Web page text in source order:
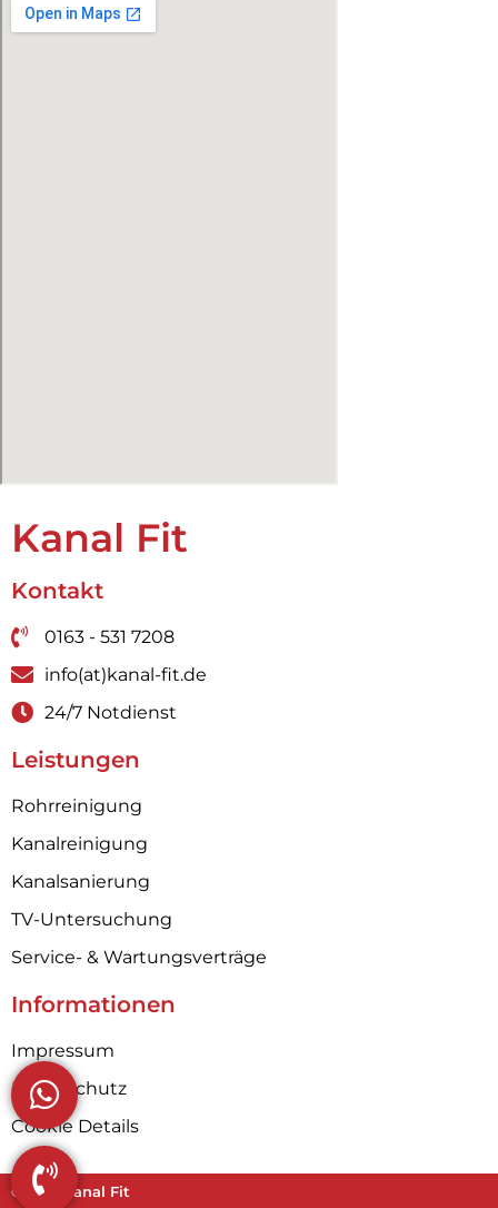
Kanal Fit
Kontakt
0163 - 531 7208
info(at)kanal-fit.de
24/7 Notdienst
Leistungen
Rohrreinigung
Kanalreinigung
Kanalsanierung
TV-Untersuchung
Service- & Wartungsverträge
Informationen
Impressum
Datenschutz
Cookie Details
©2026 Kanal Fit